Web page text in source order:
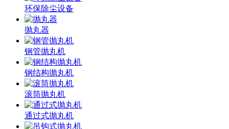
环保除尘设备
抛丸器
钢管抛丸机
钢结构抛丸机
滚筒抛丸机
通过式抛丸机